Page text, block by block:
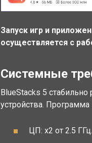
Запуск игр и
осуществляется с
Системные
BlueStacks 5
устройства.
ЦП: x2 от 2.5 ГГц.